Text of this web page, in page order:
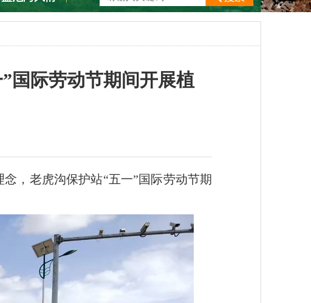
际劳动节期间开展植
，老虎沟保护站“五一”国际劳动节期